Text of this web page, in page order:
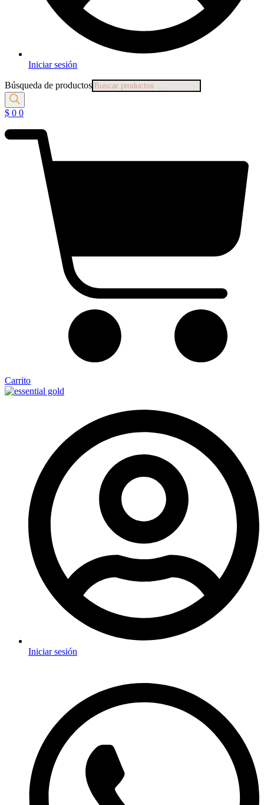
Iniciar sesión
Búsqueda de productos
$ 0 0
Carrito
Iniciar sesión